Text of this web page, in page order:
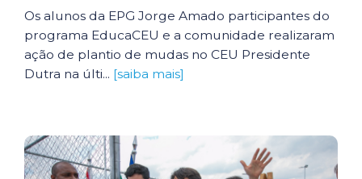
Os alunos da EPG Jorge Amado participantes do
programa EducaCEU e a comunidade realizaram
ação de plantio de mudas no CEU Presidente
Dutra na últi... [saiba mais]